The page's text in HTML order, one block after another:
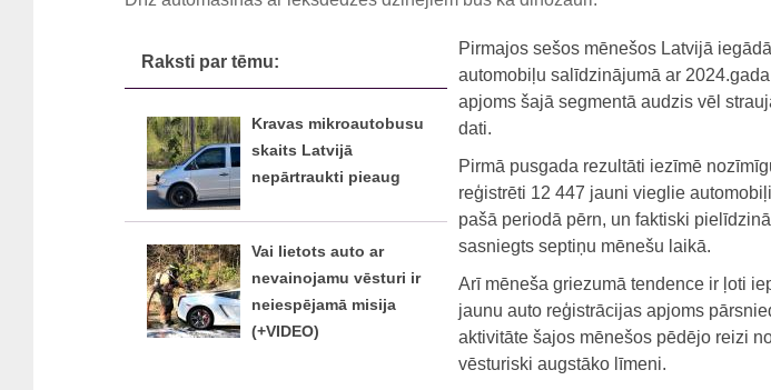
Raksti par tēmu:
Kravas mikroautobusu
skaits Latvijā
nepārtraukti pieaug
Vai lietots auto ar
nevainojamu vēsturi ir
neiespējamā misija
(+VIDEO)
Pirmajos sešos mēnešos Latvijā
automobiļu salīdzinājumā ar
apjoms šajā segmentā audzis vēl
dati.
Pirmā pusgada rezultāti iezīmē
reģistrēti 12 447 jauni vieglie
pašā periodā pērn, un faktiski
sasniegts septiņu mēnešu laikā.
Arī mēneša griezumā tendence ir ļoti
jaunu auto reģistrācijas apjoms
aktivitāte šajos mēnešos pēdējo reizi
vēsturiski augstāko līmeni.